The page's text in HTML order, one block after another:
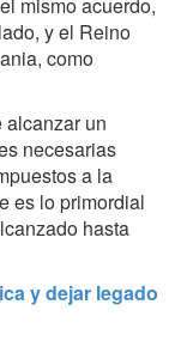
y el Reino
como
alcanzar un
necesarias
a la
es lo primordial
hasta
y dejar legado